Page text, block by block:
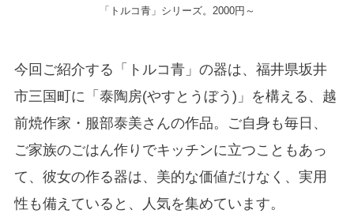
「トルコ青」シリーズ。2000円～
今回ご紹介する「トルコ青」の器は、福井県坂井
市三国町に「泰陶房(やすとうぼう)」を構える、越
前焼作家・服部泰美さんの作品。ご自身も毎日、
ご家族のごはん作りでキッチンに立つこともあっ
て、彼女の作る器は、美的な価値だけなく、実用
性も備えていると、人気を集めています。